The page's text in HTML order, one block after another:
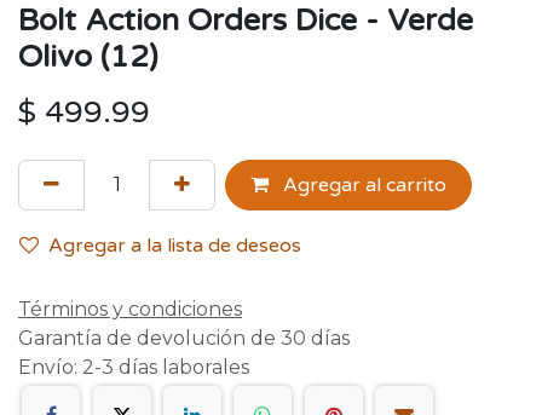
Bolt Action Orders Dice - Verde
Olivo (12)
$ 499.99
Agregar al carrito
Agregar a la lista de deseos
Términos y condiciones
Garantía de devolución de 30 días
Envío: 2-3 días laborales